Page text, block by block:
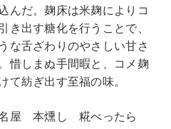
んだ。麹床は米麹によりコ
き出す糖化を行うことで、
な舌ざわりのやさしい甘さ
惜しまぬ手間暇と、コメ麹
て紡ぎ出す至福の味。
屋 本燻し 糀べったら